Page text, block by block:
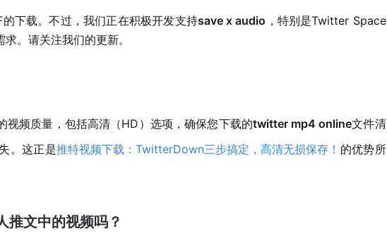
下载。不过，我们正在积极开发支持save x audio ，特别是Twitter Space
。请关注我们的更新。
频质量，包括高清（HD）选项，确保您下载的twitter mp4 online文件清
。这正是推特视频下载：TwitterDown三步搞定，高清无损保存！ 的优势所
文中的视频吗？